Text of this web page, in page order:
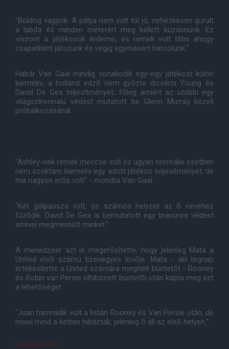
"Boldog vagyok. A pálya nem volt túl jó, nehézkesen gurult
a labda és minden méterért meg kellett küzdenünk. Ez
viszont a játékosok érdeme, és remek volt látni ahogy
csapatként játszunk és végig egymásért harcolunk."
Habár Van Gaal mindig vonakodik egy-egy játékost külön
kiemelni, a holland edzõ nem gyõzte dicsérni Young és
David De Gea teljesítményét, fõleg amiért az utóbbi egy
világszínvonalú védést mutatott be Glenn Murray közeli
próbálkozásánál.
"Ashley-nek remek meccse volt és ugyan normális esetben
nem szoktam kiemelni egy adott játékos teljesítményét, de
ma nagyon erõs volt" - mondta Van Gaal.
"Két gólpassza volt, és számos helyzet az õ nevéhez
fûzõdik. David De Gea is bemutatott egy bravúros védést
amivel megmentett minket."
A menedzser azt is megerõsítette, hogy jelenleg Mata a
United elsõ számú tizenegyes lövõje. Mata - aki tegnap
értékesítette a United számára megítélt büntetõt - Rooney
és Robin van Persie elhibázott büntetõi után kapta meg ezt
a lehetõséget.
"Juan harmadik volt a listán Rooney és Van Persie után, de
mivel mind a ketten hibáztak, jelenleg õ áll az elsõ helyen."
manutd.com